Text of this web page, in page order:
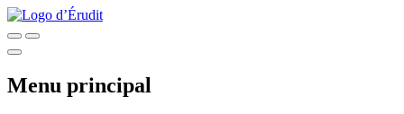
Menu principal